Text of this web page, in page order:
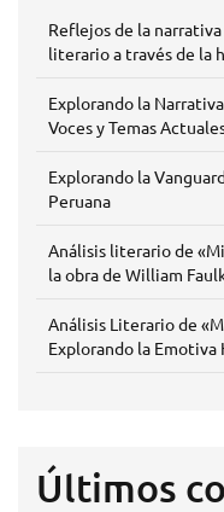
Reflejos de la
literario a través de la
Explorando la
Voces y Temas
Explorando la
Peruana
Análisis literario de
la obra de William
Análisis Literario de
Explorando la Emotiva
Últimos